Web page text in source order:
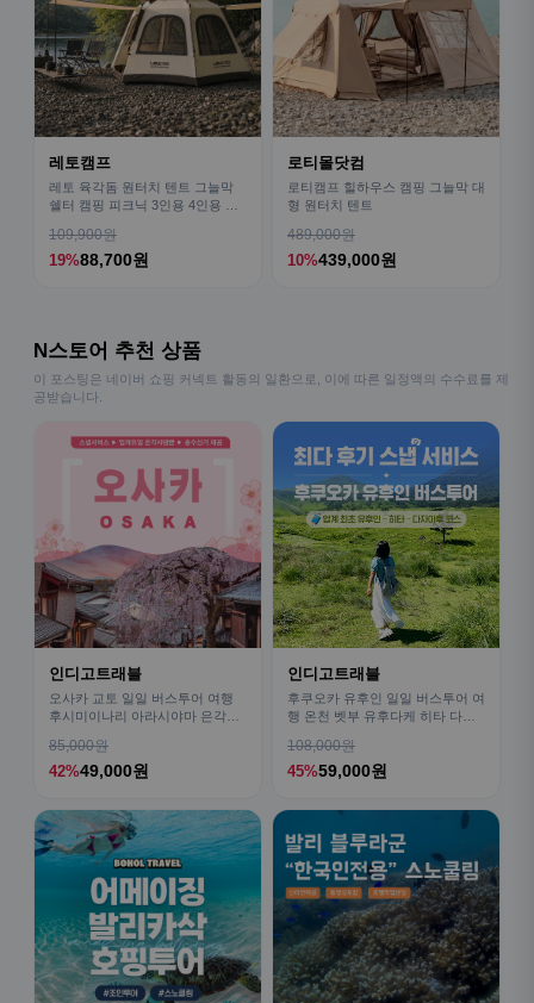
레토캠프
레토 육각돔 원터치 텐트 그늘막
쉘터 캠핑 피크닉 3인용 4인용 패
109,900원
19%88,700원
로티몰닷컴
로티캠프 힐하우스 캠핑 그늘막 대
형 원터치 텐트
489,000원
10%439,000원
N스토어 추천 상품
이 포스팅은 네이버 쇼핑 커넥트 활동의 일환으로, 이에 따른 일정액의 수수료를 제
공받습니다.
인디고트래블
오사카 교토 일일 버스투어 여행
후시미이나리 아라시야마 은각사
85,000원
42%49,000원
인디고트래블
후쿠오카 유후인 일일 버스투어 여
행 온천 벳부 유후다케 히타 다자
108,000원
45%59,000원